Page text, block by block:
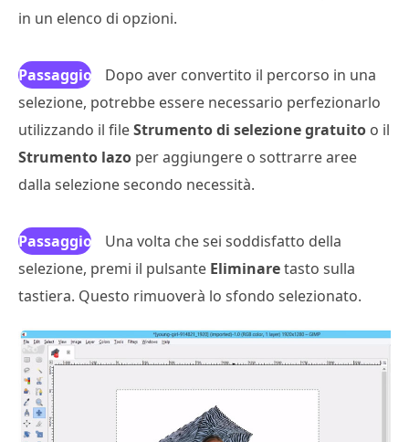
in un elenco di opzioni.
Passaggio
4
Dopo aver convertito il percorso in una
selezione, potrebbe essere necessario perfezionarlo
utilizzando il fileStrumento di selezione gratuito o il
Strumento lazo per aggiungere o sottrarre aree
dalla selezione secondo necessità.
Passaggio
5
Una volta che sei soddisfatto della
selezione, premi il pulsante Eliminaretasto sulla
tastiera. Questo rimuoverà lo sfondo selezionato.